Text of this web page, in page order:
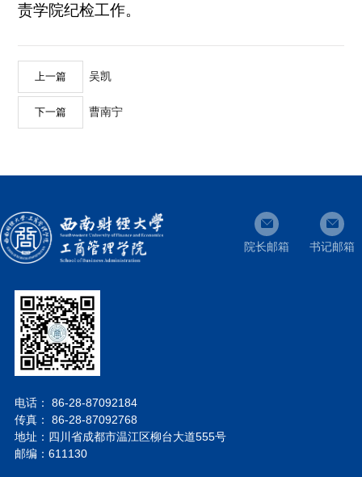
责学院纪检工作。
上一篇 吴凯
下一篇 曹南宁
院长邮箱 书记邮箱
电话： 86-28-87092184
传真： 86-28-87092768
地址：四川省成都市温江区柳台大道555号
邮编：611130